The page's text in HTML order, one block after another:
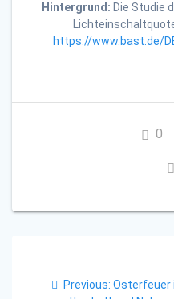
Hintergrund: Die Studie
https://www.bast.de/
0
Previous: Previous
Osterfeuer